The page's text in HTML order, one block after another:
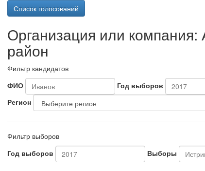
Список голосований
Организация или
район
Фильтр кандидатов
ФИО
Год выборов
Регион
Фильтр выборов
Год выборов
Выборы